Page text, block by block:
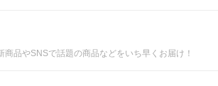
商品やSNSで話題の商品などをいち早くお届け！